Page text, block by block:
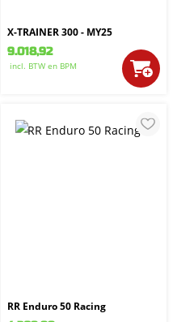
X-TRAINER 300 - MY25
9.018,92
incl. BTW en BPM
RR Enduro 50 Racing